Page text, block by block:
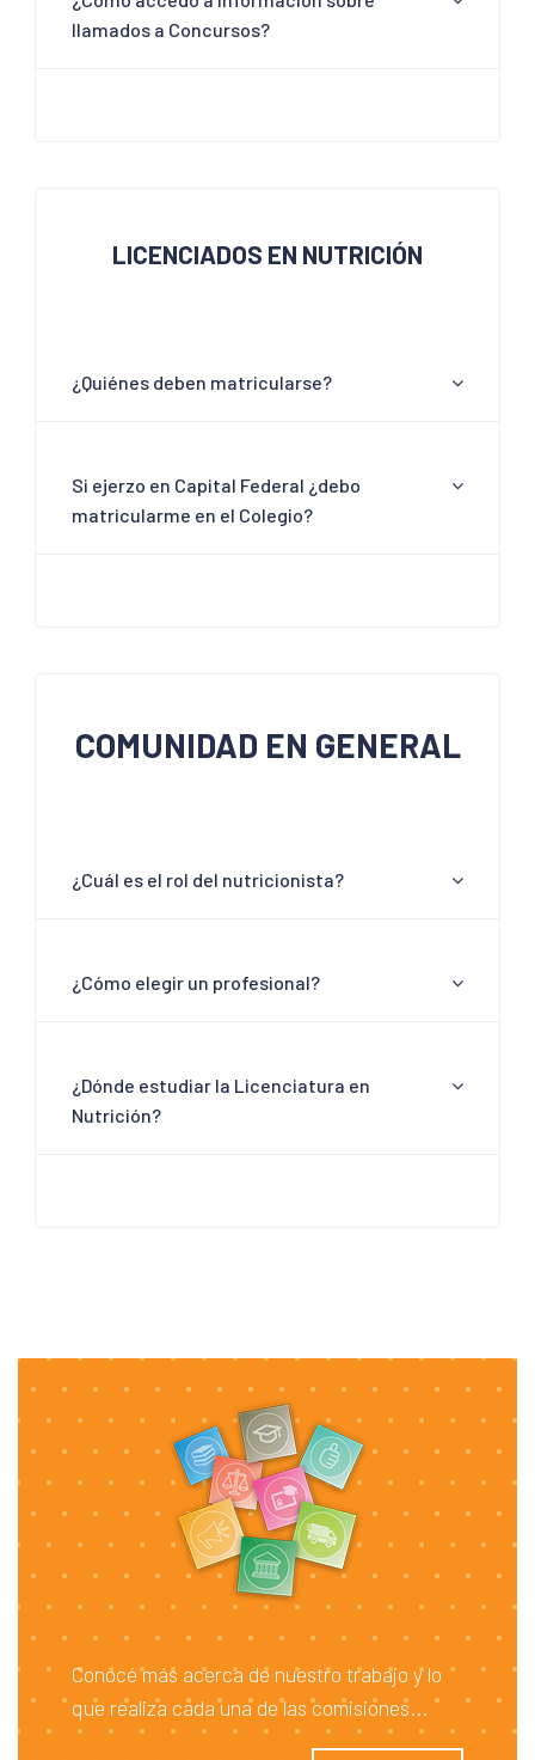
llamados a Concursos?
LICENCIADOS EN NUTRICIÓN
¿Quiénes deben matricularse?
Si ejerzo en Capital Federal ¿debo
matricularme en el Colegio?
COMUNIDAD EN GENERAL
¿Cuál es el rol del nutricionista?
¿Cómo elegir un profesional?
¿Dónde estudiar la Licenciatura en
Nutrición?
Conocé más acerca de nuestro trabajo y lo
que realiza cada una de las comisiones...